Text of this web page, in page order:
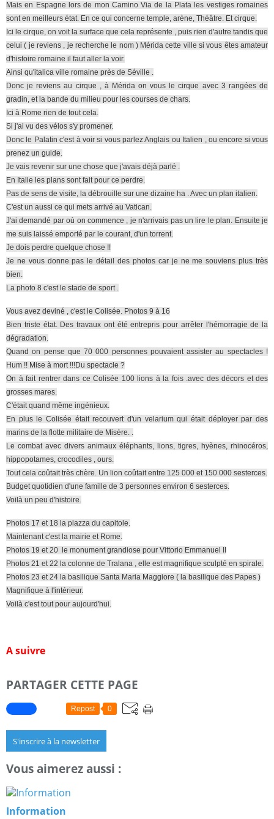
Mais en Espagne lors de mon Camino Via de la Plata les vestiges romaines
sont en meilleurs état. En ce qui concerne temple, arène, Théâtre. Et cirque.
Ici le cirque, on voit la surface que cela représente , puis rien d'autre tandis que
celui ( je reviens , je recherche le nom ) Mérida cette ville si vous êtes amateur
d'histoire romaine il faut aller la voir.
Ainsi qu'italica ville romaine près de Séville .
Donc je reviens au cirque , à Mérida on vous le cirque avec 3 rangées de
gradin, et la bande du milieu pour les courses de chars.
Ici à Rome rien de tout cela.
Si j'ai vu des vélos s'y promener.
Donc le Palatin c'est à voir si vous parlez Anglais ou Italien , ou encore si vous
prenez un guide.
Je vais revenir sur une chose que j'avais déjà parlé .
En Italie les plans sont fait pour ce perdre.
Pas de sens de visite, la débrouille sur une dizaine ha . Avec un plan italien.
C'est un aussi ce qui mets arrivé au Vatican.
J'ai demandé par où on commence , je n'arrivais pas un lire le plan. Ensuite je
me suis laissé emporté par le courant, d'un torrent.
Je dois perdre quelque chose !!
Je ne vous donne pas le détail des photos car je ne me souviens plus très
bien.
La photo 8 c'est le stade de sport .
Vous avez deviné , c'est le Colisée. Photos 9 à 16
Bien triste état. Des travaux ont été entrepris pour arrêter l'hémorragie de la
dégradation.
Quand on pense que 70 000 personnes pouvaient assister au spectacles !
Hum !! Mise à mort !!!Du spectacle ?
On à fait rentrer dans ce Colisée 100 lions à la fois .avec des décors et des
grosses mares.
C'était quand même ingénieux.
En plus le Colisée était recouvert d'un velarium qui était déployer par des
marins de la flotte militaire de Misère. .
Le combat avec divers animaux éléphants, lions, tigres, hyènes, rhinocéros,
hippopotames, crocodiles , ours.
Tout cela coûtait très chère. Un lion coûtait entre 125 000 et 150 000 sesterces.
Budget quotidien d'une famille de 3 personnes environ 6 sesterces.
Voilà un peu d'histoire.
Photos 17 et 18 la plazza du capitole.
Maintenant c'est la mairie et Rome.
Photos 19 et 20 le monument grandiose pour Vittorio Emmanuel II
Photos 21 et 22 la colonne de Tralana , elle est magnifique sculpté en spirale.
Photos 23 et 24 la basilique Santa Maria Maggiore ( la basilique des Papes )
Magnifique à l'intérieur.
Voilà c'est tout pour aujourd'hui.
A suivre
PARTAGER CETTE PAGE
Repost 0
S'inscrire à la newsletter
Vous aimerez aussi :
Information